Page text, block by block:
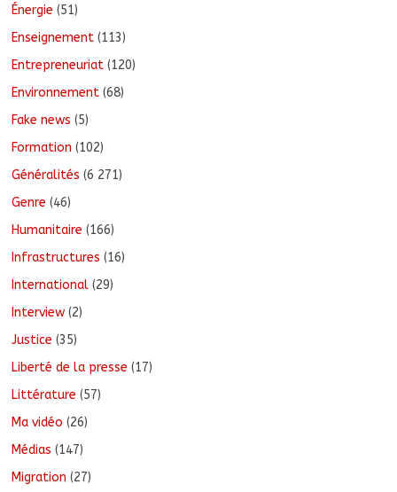
Énergie (51)
Enseignement (113)
Entrepreneuriat (120)
Environnement (68)
Fake news (5)
Formation (102)
Généralités (6 271)
Genre (46)
Humanitaire (166)
Infrastructures (16)
International (29)
Interview (2)
Justice (35)
Liberté de la presse (17)
Littérature (57)
Ma vidéo (26)
Médias (147)
Migration (27)